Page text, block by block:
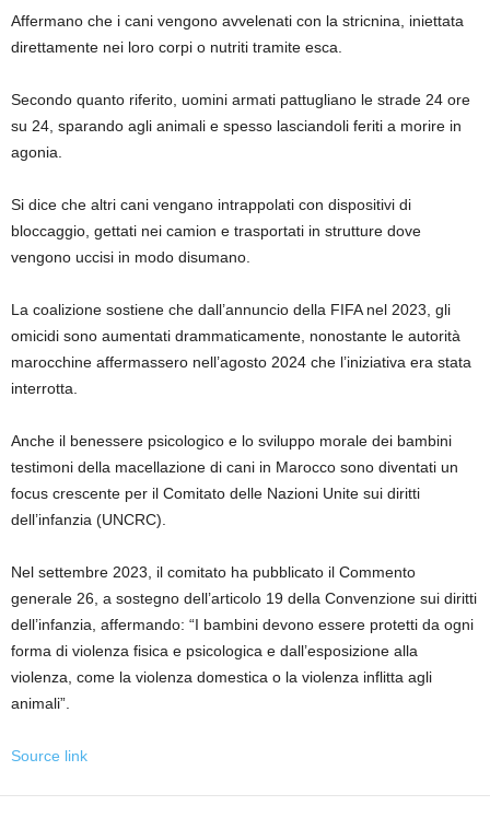
Affermano che i cani vengono avvelenati con la stricnina, iniettata
direttamente nei loro corpi o nutriti tramite esca.
Secondo quanto riferito, uomini armati pattugliano le strade 24 ore
su 24, sparando agli animali e spesso lasciandoli feriti a morire in
agonia.
Si dice che altri cani vengano intrappolati con dispositivi di
bloccaggio, gettati nei camion e trasportati in strutture dove
vengono uccisi in modo disumano.
La coalizione sostiene che dall’annuncio della FIFA nel 2023, gli
omicidi sono aumentati drammaticamente, nonostante le autorità
marocchine affermassero nell’agosto 2024 che l’iniziativa era stata
interrotta.
Anche il benessere psicologico e lo sviluppo morale dei bambini
testimoni della macellazione di cani in Marocco sono diventati un
focus crescente per il Comitato delle Nazioni Unite sui diritti
dell’infanzia (UNCRC).
Nel settembre 2023, il comitato ha pubblicato il Commento
generale 26, a sostegno dell’articolo 19 della Convenzione sui diritti
dell’infanzia, affermando: “I bambini devono essere protetti da ogni
forma di violenza fisica e psicologica e dall’esposizione alla
violenza, come la violenza domestica o la violenza inflitta agli
animali”.
Source link